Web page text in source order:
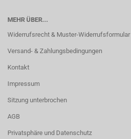
MEHR ÜBER...
Widerrufsrecht & Muster-Widerrufsformular
Versand- & Zahlungsbedingungen
Kontakt
Impressum
Sitzung unterbrochen
AGB
Privatsphäre und Datenschutz